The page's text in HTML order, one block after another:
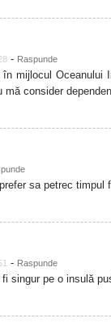
- Raspunde
mijlocul Oceanului
mă consider
sa petrec timpul
- Raspunde
singur pe o insulă